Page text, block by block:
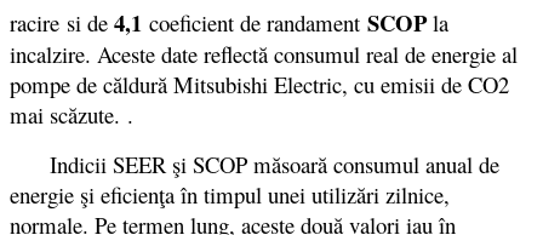
racire si de 4,1 coeficient de randament SCOPla
incalzire. Aceste date reflectă consumul real de energie al
pompe de căldură Mitsubishi Electric, cu emisii de CO2
mai scăzute. .
Indicii SEER şi SCOP măsoară consumul anual de
energie şi eficienţa în timpul unei utilizări zilnice,
normale. Pe termen lung, aceste două valori iau în